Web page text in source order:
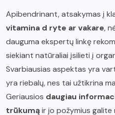
Apibendrinant, atsakymas į
vitamina d ryte ar vakare,
dauguma ekspertų linkę
siekiant natūraliai įsilieti į
Svarbiausias aspektas yra
yra riebalų, nes tai užtikrina
Geriausios daugiau
trūkumąir jo požymius galite